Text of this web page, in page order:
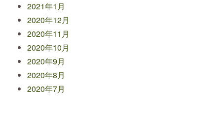
2021年1月
2020年12月
2020年11月
2020年10月
2020年9月
2020年8月
2020年7月